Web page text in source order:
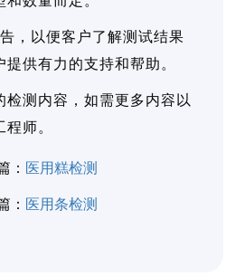
，以便客户了解测试结果
供有力的支持和帮助。
检测内容，如需更多内容以
师。
： 医用糕检测
： 医用条检测